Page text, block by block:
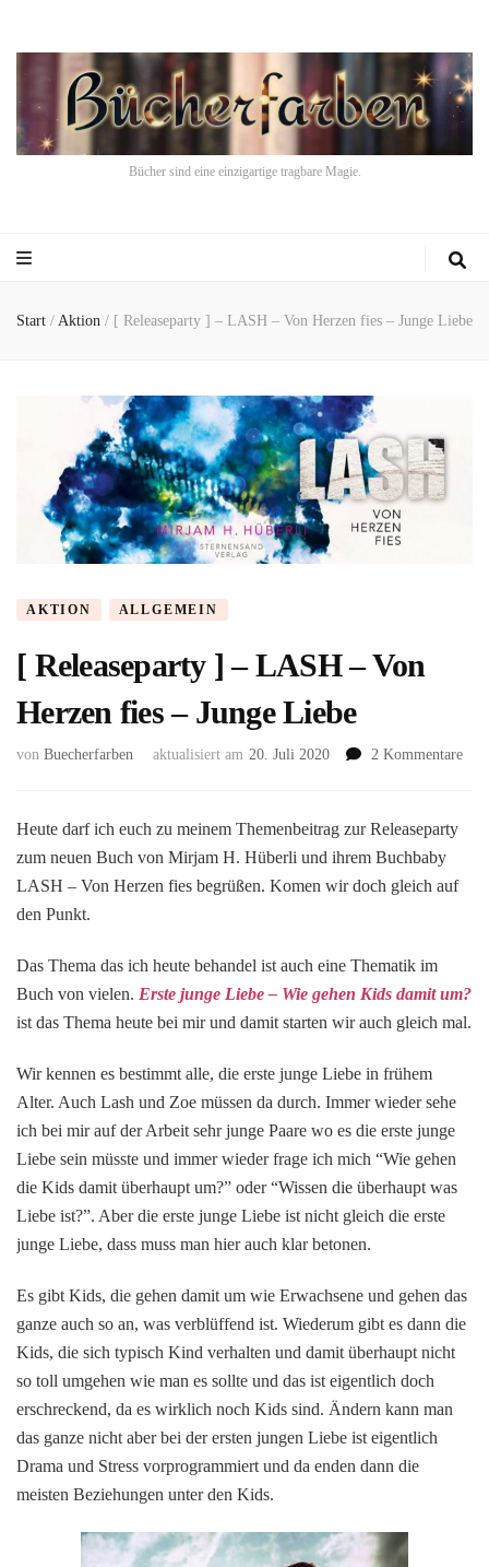
Bücher sind eine einzigartige tragbare Magie.
Start / Aktion / [ Releaseparty ] – LASH – Von Herzen fies – Junge Liebe
AKTION ALLGEMEIN
[ Releaseparty ] – LASH – Von
Herzen fies – Junge Liebe
von Buecherfarben aktualisiert am 20. Juli 2020 2 Kommentarezu
Heute darf ich euch zu meinem Themenbeitrag zur Releaseparty
zum neuen Buch von Mirjam H. Hüberli und ihrem Buchbaby
LASH – Von Herzen fies begrüßen. Komen wir doch gleich auf
den Punkt.
Das Thema das ich heute behandel ist auch eine Thematik im
Buch von vielen. Erste junge Liebe – Wie gehen Kids damit um?
ist das Thema heute bei mir und damit starten wir auch gleich mal.
Wir kennen es bestimmt alle, die erste junge Liebe in frühem
Alter. Auch Lash und Zoe müssen da durch. Immer wieder sehe
ich bei mir auf der Arbeit sehr junge Paare wo es die erste junge
Liebe sein müsste und immer wieder frage ich mich “Wie gehen
die Kids damit überhaupt um?” oder “Wissen die überhaupt was
Liebe ist?”. Aber die erste junge Liebe ist nicht gleich die erste
junge Liebe, dass muss man hier auch klar betonen.
Es gibt Kids, die gehen damit um wie Erwachsene und gehen das
ganze auch so an, was verblüffend ist. Wiederum gibt es dann die
Kids, die sich typisch Kind verhalten und damit überhaupt nicht
so toll umgehen wie man es sollte und das ist eigentlich doch
erschreckend, da es wirklich noch Kids sind. Ändern kann man
das ganze nicht aber bei der ersten jungen Liebe ist eigentlich
Drama und Stress vorprogrammiert und da enden dann die
meisten Beziehungen unter den Kids.